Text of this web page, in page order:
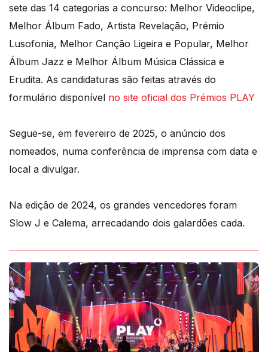
sete das 14 categorias a concurso: Melhor Videoclipe,
Melhor Álbum Fado, Artista Revelação, Prémio
Lusofonia, Melhor Canção Ligeira e Popular, Melhor
Álbum Jazz e Melhor Álbum Música Clássica e
Erudita. As candidaturas são feitas através do
formulário disponível no site oficial dos Prémios PLAY
Segue-se, em fevereiro de 2025, o anúncio dos
nomeados, numa conferência de imprensa com data e
local a divulgar.
Na edição de 2024, os grandes vencedores foram
Slow J e Calema, arrecadando dois galardões cada.